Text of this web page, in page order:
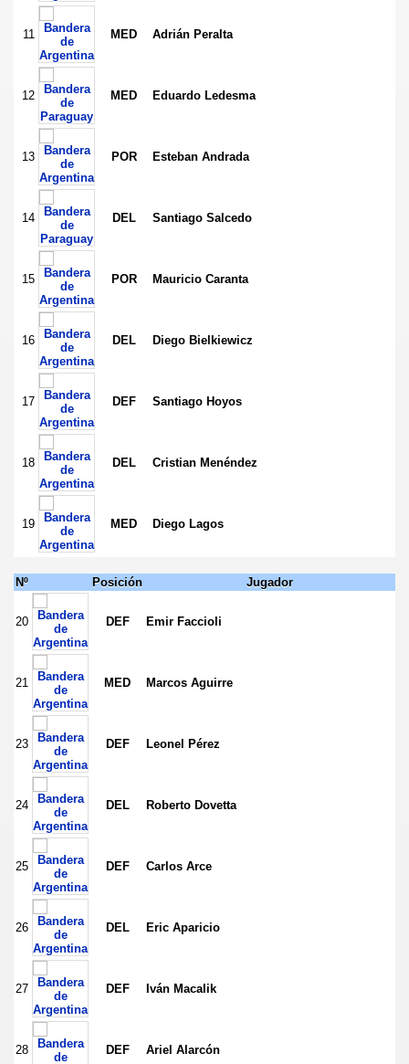
11 MED Adrián Peralta
12 MED Eduardo Ledesma
13 POR Esteban Andrada
14 DEL Santiago Salcedo
15 POR Mauricio Caranta
16 DEL Diego Bielkiewicz
17 DEF Santiago Hoyos
18 DEL Cristian Menéndez
19 MED Diego Lagos
Nº Posición Jugador
20 DEF Emir Faccioli
21 MED Marcos Aguirre
23 DEF Leonel Pérez
24 DEL Roberto Dovetta
25 DEF Carlos Arce
26 DEL Eric Aparicio
27 DEF Iván Macalik
28 DEF Ariel Alarcón